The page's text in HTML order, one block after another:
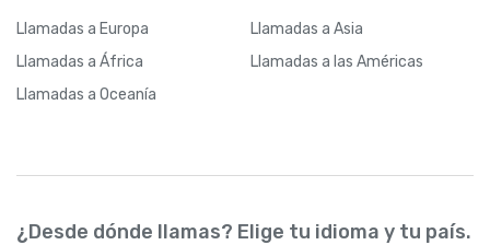
Llamadas a Europa Llamadas a Asia
Llamadas a África Llamadas a las Américas
Llamadas a Oceanía
¿Desde dónde llamas? Elige tu idioma y tu país.